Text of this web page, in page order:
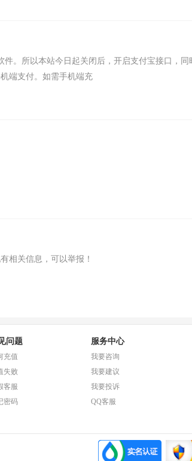
。所以本站今日起关闭后，开启支付宝接口，同
端支付。如需手机端充
相关信息，可以举报！
问题
充值
失败
客服
密码
服务中心
我要咨询
我要建议
我要投诉
QQ客服